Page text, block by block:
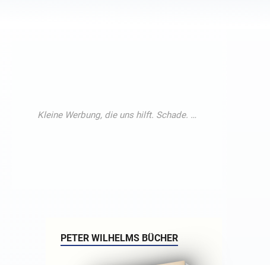
PETER WILHELMS BÜCHER